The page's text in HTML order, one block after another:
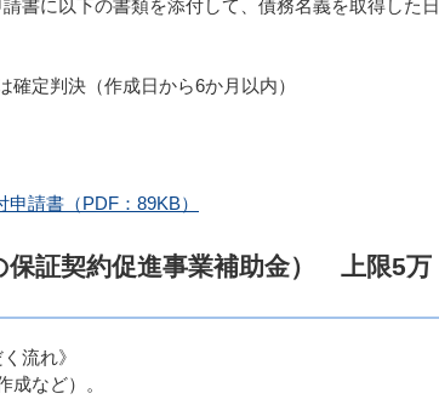
書に以下の書類を添付して、債務名義を取得した日
確定判決（作成日から6か月以内）
請書（PDF：89KB）
保証契約促進事業補助金） 上限5万
流れ》
成など）。